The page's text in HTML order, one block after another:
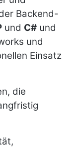
Backend-
und C# und
und
Einsatz
die